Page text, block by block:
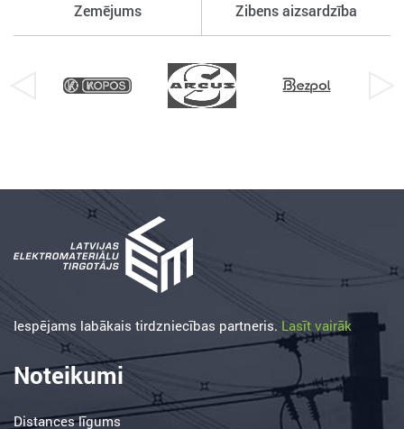
Zemējums Zibens aizsardzība
Iespējams labākais tirdzniecības partneris. Lasīt vairāk
Noteikumi
Distances līgums